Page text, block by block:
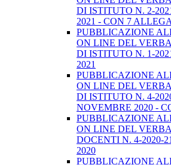
DI ISTITUTO N. 2-
2021 - CON 7
PUBBLICAZIONE
ON LINE DEL
DI ISTITUTO N. 1-
2021
PUBBLICAZIONE
ON LINE DEL
DI ISTITUTO N. 4-
NOVEMBRE 2020 -
PUBBLICAZIONE
ON LINE DEL
DOCENTI N. 4-2020-
2020
PUBBLICAZIONE